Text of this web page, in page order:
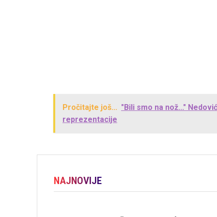
Pročitajte još... "Bili smo na nož..."
reprezentacije
NAJNOVIJE